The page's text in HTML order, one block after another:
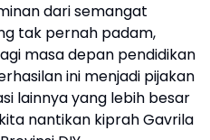
dari semangat
tak pernah padam,
masa depan pendidikan
ini menjadi pijakan
lainnya yang lebih besar
nantikan kiprah Gavrila